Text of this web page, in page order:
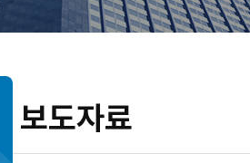
보도자료